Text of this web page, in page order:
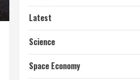
Latest
Science
Space Economy